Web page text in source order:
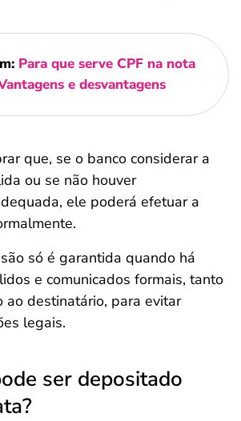
Para que serve CPF na nota
e desvantagens
que, se o banco considerar a
ou se não houver
ele poderá efetuar a
só é garantida quando há
e comunicados formais, tanto
ao destinatário, para evitar
legais.
ser depositado